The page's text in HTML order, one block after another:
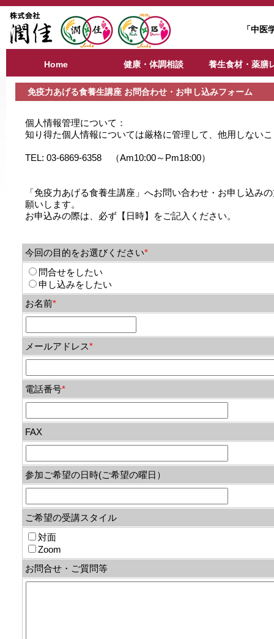
「中
Home 健康・体調相談 養生食材・薬膳
免疫力あげる食養生講座 お問合わせ・お申し込みフォーム
個人情報管理について：
知り得た個人情報については厳格に管理して、他用しない
TEL: 03-6869-6358 （Am10:00～Pm18:00）
「免疫力あげる食養生講座」へお問い合わせ・お申し込み
願いします。
お申込みの際は、必ず【日時】をご記入ください。
今回の目的をお選びください*
問合せをしたい
申し込みをしたい
お名前*
メールアドレス*
電話番号*
FAX
参加ご希望の日時(ご希望の曜日）
ご希望の受講スタイル
対面
Zoom
お問合せ・ご質問等